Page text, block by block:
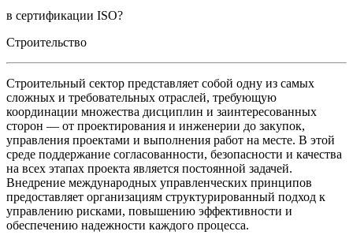
в сертификации ISO?
Строительство
Строительный сектор представляет собой одну из самых
сложных и требовательных отраслей, требующую
координации множества дисциплин и заинтересованных
сторон — от проектирования и инженерии до закупок,
управления проектами и выполнения работ на месте. В этой
среде поддержание согласованности, безопасности и качества
на всех этапах проекта является постоянной задачей.
Внедрение международных управленческих принципов
предоставляет организациям структурированный подход к
управлению рисками, повышению эффективности и
обеспечению надежности каждого процесса.